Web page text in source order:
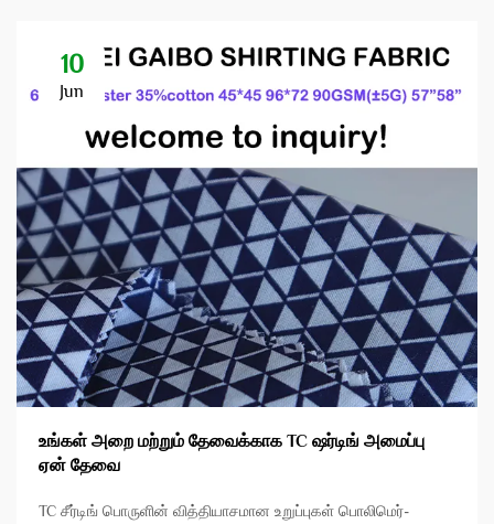
10
Jun
உங்கள் அறை மற்றும் தேவைக்காக TC ஷர்டிங் அமைப்பு
ஏன் தேவை
TC சீர்டிங் பொருளின் வித்தியாசமான உறுப்புகள் பொலிமெர்-